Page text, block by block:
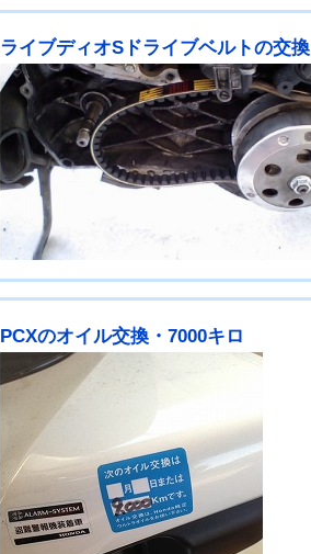
ライブディオSドライブベルトの交換
PCXのオイル交換・7000キロ